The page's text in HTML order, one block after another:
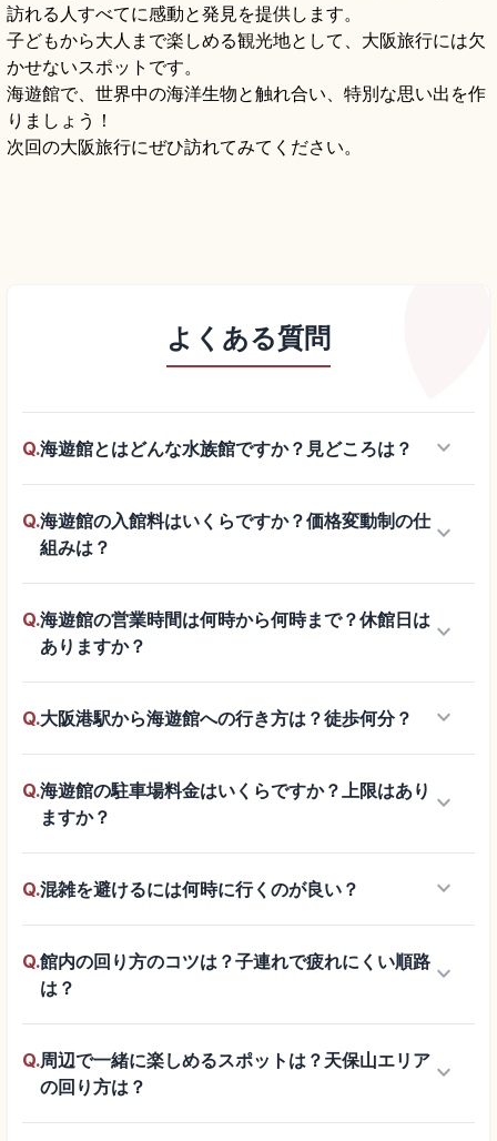
訪れる人すべてに感動と発見を提供します。
子どもから大人まで楽しめる観光地として、大阪旅行には欠
かせないスポットです。
海遊館で、世界中の海洋生物と触れ合い、特別な思い出を作
りましょう！
次回の大阪旅行にぜひ訪れてみてください。
よくある質問
Q.海遊館とはどんな水族館ですか？見どころは？ keyboard_arrow_down
Q.海遊館の入館料はいくらですか？価格変動制の仕
組みは？
keyboard_arrow_down
Q.海遊館の営業時間は何時から何時まで？休館日は
ありますか？
keyboard_arrow_down
Q.大阪港駅から海遊館への行き方は？徒歩何分？ keyboard_arrow_down
Q.海遊館の駐車場料金はいくらですか？上限はあり
ますか？
keyboard_arrow_down
Q.混雑を避けるには何時に行くのが良い？ keyboard_arrow_down
Q.館内の回り方のコツは？子連れで疲れにくい順路
は？
keyboard_arrow_down
Q.周辺で一緒に楽しめるスポットは？天保山エリア
の回り方は？
keyboard_arrow_down